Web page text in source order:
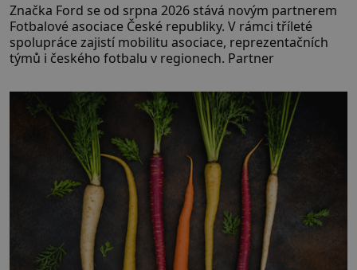
Značka Ford se od srpna 2026 stává novým partnerem
Fotbalové asociace České republiky. V rámci tříleté
spolupráce zajistí mobilitu asociace, reprezentačních
týmů i českého fotbalu v regionech. Partner